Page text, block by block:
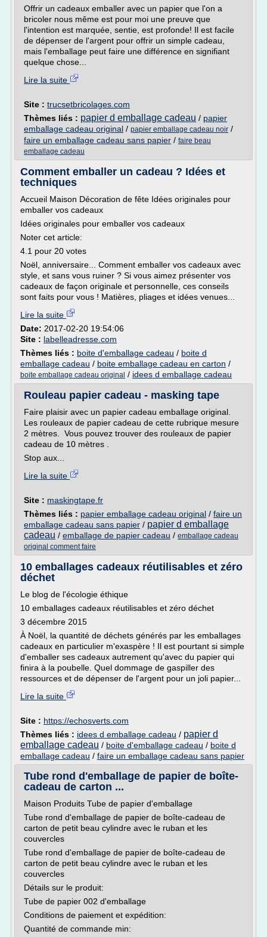
Offrir un cadeaux emballer avec un papier que l'on a
bricoler nous même est pour moi une preuve que
l'intention est marquée, sentie, est profonde! Il est facile
de dépenser de l'argent pour offrir un simple cadeau,
mais l'emballage peut faire une différence en signifiant
quelque chose...
Lire la suite
Site : trucsetbricolages.com
Thèmes liés : papier d emballage cadeau / papier
emballage cadeau original / papier emballage cadeau noir /
faire un emballage cadeau sans papier / faire beau
emballage cadeau
Comment emballer un cadeau ? Idées et
techniques
Accueil Maison Décoration de fête Idées originales pour
emballer vos cadeaux
Idées originales pour emballer vos cadeaux
Noter cet article:
4.1 pour 20 votes
Noël, anniversaire... Comment emballer vos cadeaux avec
style, et sans vous ruiner ? Si vous aimez présenter vos
cadeaux de façon originale et personnelle, ces conseils
sont faits pour vous ! Matières, pliages et idées venues...
Lire la suite
Date: 2017-02-20 19:54:06
Site : labelleadresse.com
Thèmes liés : boite d'emballage cadeau / boite d
emballage cadeau / boite emballage cadeau en carton /
boite emballage cadeau original / idees d emballage cadeau
Rouleau papier cadeau - masking tape
Faire plaisir avec un papier cadeau emballage original.
Les rouleaux de papier cadeau de cette rubrique mesure
2 mètres. Vous pouvez trouver des rouleaux de papier
cadeau de 10 mètres .
Stop aux...
Lire la suite
Site : maskingtape.fr
Thèmes liés : papier emballage cadeau original / faire un
emballage cadeau sans papier / papier d emballage
cadeau / emballage de papier cadeau / emballage cadeau
original comment faire
10 emballages cadeaux réutilisables et zéro
déchet
Le blog de l'écologie éthique
10 emballages cadeaux réutilisables et zéro déchet
3 décembre 2015
À Noël, la quantité de déchets générés par les emballages
cadeaux en particulier m'exaspère ! Il est pourtant si simple
d'emballer ses cadeaux autrement qu'avec du papier qui
finira à la poubelle. Quel dommage de gaspiller des
ressources et de dépenser de l'argent pour un joli papier...
Lire la suite
Site : https://echosverts.com
Thèmes liés : idees d emballage cadeau / papier d
emballage cadeau / boite d'emballage cadeau / boite d
emballage cadeau / faire un emballage cadeau sans papier
Tube rond d'emballage de papier de boîte-
cadeau de carton ...
Maison Produits Tube de papier d'emballage
Tube rond d'emballage de papier de boîte-cadeau de
carton de petit beau cylindre avec le ruban et les
couvercles
Tube rond d'emballage de papier de boîte-cadeau de
carton de petit beau cylindre avec le ruban et les
couvercles
Détails sur le produit:
Tube de papier 002 d'emballage
Conditions de paiement et expédition:
Quantité de commande min: